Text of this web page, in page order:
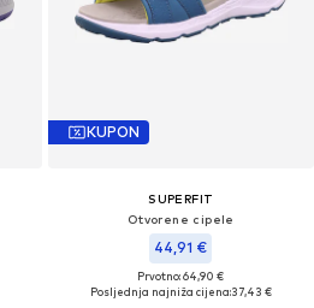
KUPON
SUPERFIT
Otvorene cipele
44,91 €
Prvotno: 64,90 €
Posljednja najniža cijena:37,43 €